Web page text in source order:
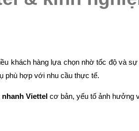
khách hàng lựa chọn nhờ tốc độ và
phù hợp với nhu cầu thực tế.
Viettel cơ bản, yếu tố ảnh hưởng